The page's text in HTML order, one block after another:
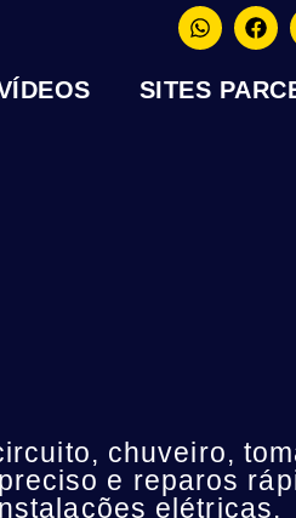
SITES
chuveiro,
e reparos
elétricas.